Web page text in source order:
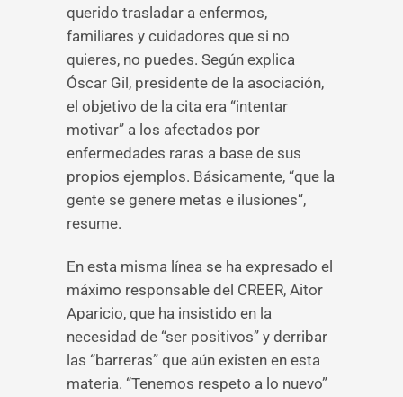
querido trasladar a enfermos,
familiares y cuidadores que si no
quieres, no puedes. Según explica
Óscar Gil, presidente de la asociación,
el objetivo de la cita era “intentar
motivar” a los afectados por
enfermedades raras a base de sus
propios ejemplos. Básicamente, “que la
gente se genere metas e ilusiones“,
resume.
En esta misma línea se ha expresado el
máximo responsable del CREER, Aitor
Aparicio, que ha insistido en la
necesidad de “ser positivos” y derribar
las “barreras” que aún existen en esta
materia. “Tenemos respeto a lo nuevo”